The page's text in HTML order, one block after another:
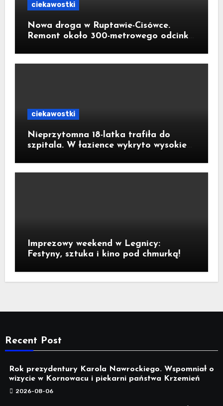
ciekawostki
Nowa droga w Ruptawie-Cisówce.
Remont około 300-metrowego odcinka
złotych
ciekawostki
Nieprzytomna 18-latka trafiła do
szpitala. W łazience wykryto wysokie
Imprezowy weekend w Legnicy:
Festyny, sztuka i kino pod chmurką!
Recent Post
Rok prezydentury Karola Nawrockiego. Wspomniał o
wizycie w Kornowacu i piekarni państwa Krzemień
2026-08-06